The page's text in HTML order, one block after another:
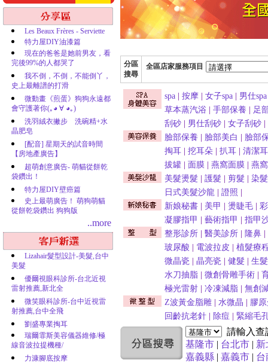
Les Beaux Frères - Serviette
特力屋DIY油漆篇
現在的爸爸是她前男友，看
完後99%的人都哭了
我不倒，不倒，不能倒丫，
史上最離譜的打滑
微動畫《煎蛋》狗狗永遠都
會守護著你(｡◕ ∀ ◕｡)
洗羽絨衣撇步 洗碗精+水
晶肥皂
[配音] 星期天的試音時間
【房地產廣告】
超萌創意廣告- 萌貓從餅乾
袋鑽出！
特力屋DIY壁癌篇
史上最萌廣告！ 萌狗萌貓
從餅乾袋鑽出 狗狗版
..more
Lizahair髮型設計-美髮,台中
美髮
優爾視眼科診所-台北近視
雷射推薦,新北全
微笑眼科診所-台中近視雷
射推薦,台中全飛
劉盛專業掏耳
瑞爾霏斯美容儀器維修/極
線音波拉提機種/
力漮腳底按摩
分區
搜尋
全區店家服務項目
spa 按摩 女子spa 男仕spa
草本蒸汽浴
手部保養
足
刮砂
男仕刮砂 女子刮砂
臉部保養
臉部美白
臉部
掏耳
挖耳朵 扒耳
清潔
拔罐
面膜 燕窩面膜
燕
美髮燙髮
護髮 剪髮
染髮
日式美髮沙龍
證照
新娘秘書
美甲 燙睫毛
凝膠指甲
藝術指甲
指甲
整形診所
醫美診所 隆鼻
玻尿酸
電波拉皮
植髮療
微晶瓷
晶亮瓷 健髮
生髮
水刀抽脂
微創骨雕手術
極光雷射
冷凍減脂
無創
Z波黃金脂雕
水微晶
膠
回齡抗老針
除痘 緊縮毛
請輸入
基隆市 | 台北市 | 新
嘉義縣 | 嘉義市 | 台